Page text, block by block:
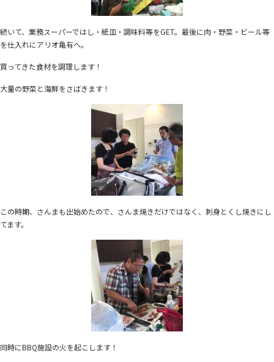
続いて、業務スーパーではし・紙皿・調味料等をGET。最後に肉・野菜・ビール等
を仕入れにアリオ亀有へ。
買ってきた食材を調理します！
大量の野菜と海鮮をさばきます！
この時期、さんまも出始めたので、さんま焼きだけではなく、刺身とくし焼きにし
てます。
同時にBBQ施設の火を起こします！